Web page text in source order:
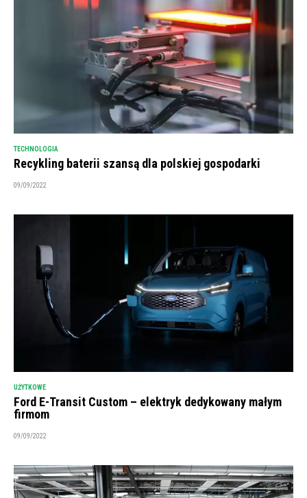
TECHNOLOGIA
Recykling baterii szansą dla polskiej gospodarki
09/09/2022
UŻYTKOWE
Ford E-Transit Custom – elektryk dedykowany małym
firmom
09/09/2022